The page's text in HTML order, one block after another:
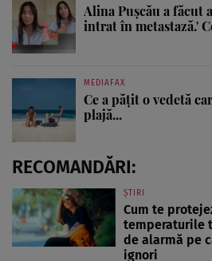
Alina Pușcău a făcut
intrat în metastază.'
MEDIAFAX
Ce a pățit o vedetă
plajă...
RECOMANDĂRI:
ȘTIRI
Cum te
temperaturile
de alarmă pe
ignori